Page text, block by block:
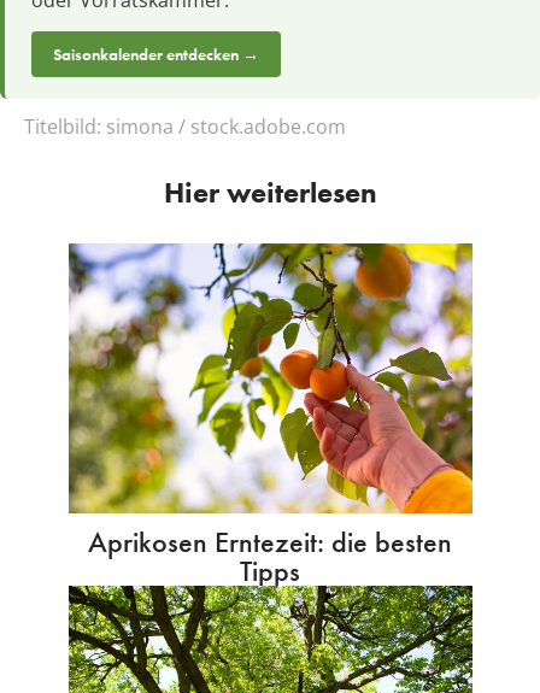
Saisonkalender entdecken →
Titelbild: simona / stock.adobe.com
Hier weiterlesen
Aprikosen Erntezeit: die besten
Tipps